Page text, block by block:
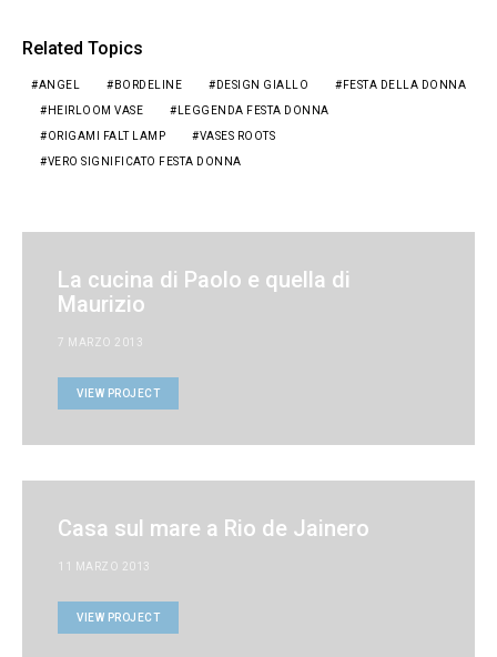
Related Topics
ANGEL BORDELINE DESIGN GIALLO FESTA DELLA DONNA
HEIRLOOM VASE LEGGENDA FESTA DONNA
ORIGAMI FALT LAMP VASES ROOTS
VERO SIGNIFICATO FESTA DONNA
La cucina di Paolo e quella di
Maurizio
7 MARZO 2013
VIEW PROJECT
Casa sul mare a Rio de Jainero
11 MARZO 2013
VIEW PROJECT